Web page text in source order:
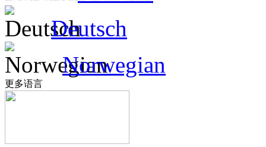
Deutsch
Norwegian
更多语言